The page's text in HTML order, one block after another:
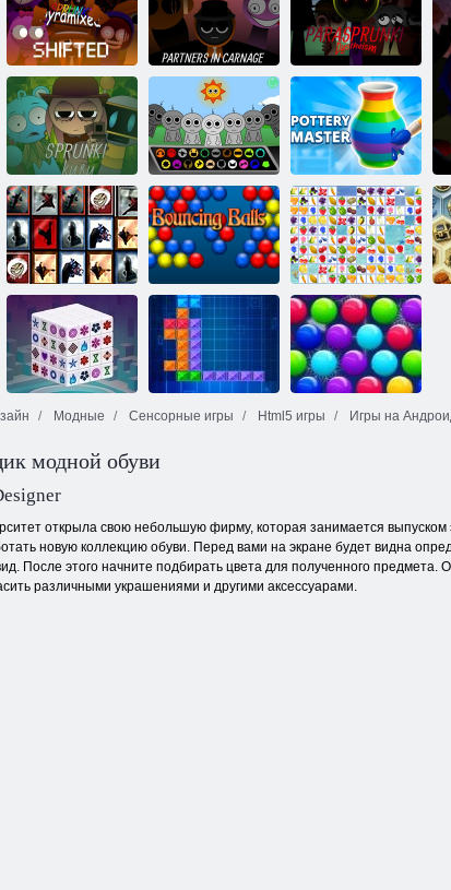
Спрунки:
Пирамидальный
смешанный
Спрунки:
Партнеры по
резне
Параспрунки
Дистеизм
Спрунки;
Лечение куру
Спрунки: Дуду
Фард
Мастер
гончарного
дела
Плитка
неожиданностей
Энергичные
шарики
Маджонг
Фрукты
Mаджонг
дименсионс
Рождественский
Модные Сенсорные игры Html5 игры Игры на
модной обуви
открыла свою небольшую фирму, которая занимается
новую коллекцию обуви. Перед вами на экране будет видна
После этого начните подбирать цвета для полученного предмета.
различными украшениями и другими аксессуарами.